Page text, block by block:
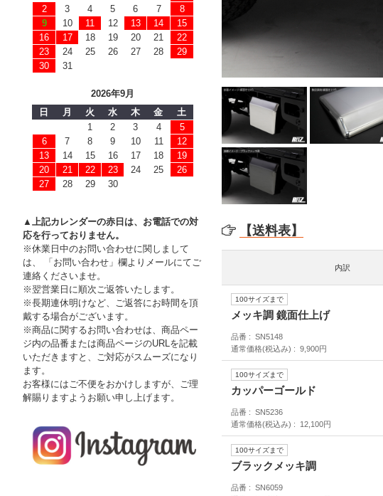
【送料表】
内訳
100サイズまで
メッキ調 鏡面仕上げ
品番
SN5148
通常価格(税込み)
9,900円
100サイズまで
カッパーゴールド
品番
SN5236
通常価格(税込み)
12,100円
100サイズまで
ブラックメッキ調
品番
SN6059
2
3 4 5 6 7
8
9
10 11 12 13 14
15
16
17 18 19 20 21
22
23
24 25 26 27 28
29
30
31
2026年9月
日
月 火 水 木 金
土
1
2 3 4
5
6
7 8 9 10 11
12
13
14 15 16 17 18
19
20
21 22 23 24 25
26
27
28 29 30
▲上記カレンダーの赤日は、お電話での対
応を行っておりません。
※休業日中のお問い合わせに関しまして
は、 「お問い合わせ」欄よりメールにてご
連絡くださいませ。
※翌営業日に順次ご返答いたします。
※長期連休明けなど、ご返答にお時間を頂
戴する場合がございます。
※商品に関するお問い合わせは、商品ペー
ジ内の品番または商品ページのURLを記載
いただきますと、ご対応がスムーズになり
ます。
お客様にはご不便をおかけしますが、ご理
解賜りますようお願い申し上げます。